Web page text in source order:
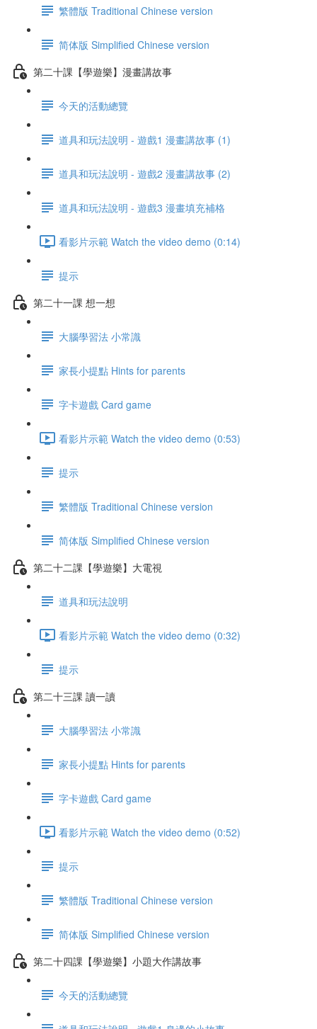
繁體版 Traditional Chinese version
简体版 Simplified Chinese version
第二十課【學遊樂】漫畫講故事
今天的活動總覽
道具和玩法說明 - 遊戲1 漫畫講故事 (1)
道具和玩法說明 - 遊戲2 漫畫講故事 (2)
道具和玩法說明 - 遊戲3 漫畫填充補格
看影片示範 Watch the video demo (0:14)
提示
第二十一課 想一想
大腦學習法 小常識
家長小提點 Hints for parents
字卡遊戲 Card game
看影片示範 Watch the video demo (0:53)
提示
繁體版 Traditional Chinese version
简体版 Simplified Chinese version
第二十二課【學遊樂】大電視
道具和玩法說明
看影片示範 Watch the video demo (0:32)
提示
第二十三課 讀一讀
大腦學習法 小常識
家長小提點 Hints for parents
字卡遊戲 Card game
看影片示範 Watch the video demo (0:52)
提示
繁體版 Traditional Chinese version
简体版 Simplified Chinese version
第二十四課【學遊樂】小題大作講故事
今天的活動總覽